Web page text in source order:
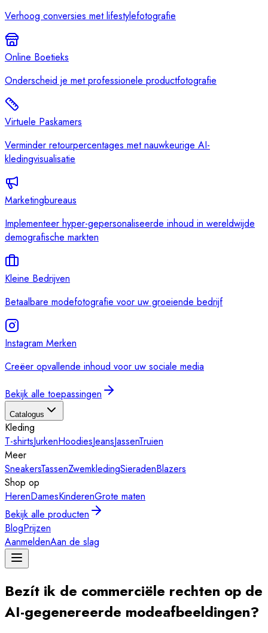
Verhoog conversies met lifestylefotografie
Online Boetieks
Onderscheid je met professionele productfotografie
Virtuele Paskamers
Verminder retourpercentages met nauwkeurige AI-
kledingvisualisatie
Marketingbureaus
Implementeer hyper-gepersonaliseerde inhoud in wereldwijde
demografische markten
Kleine Bedrijven
Betaalbare modefotografie voor uw groeiende bedrijf
Instagram Merken
Creëer opvallende inhoud voor uw sociale media
Bekijk alle toepassingen
Catalogus
Kleding
T-shirtsJurkenHoodiesJeansJassenTruien
Meer
SneakersTassenZwemkledingSieradenBlazers
Shop op
HerenDamesKinderenGrote maten
Bekijk alle producten
BlogPrijzen
AanmeldenAan de slag
Bezít ik de commerciële rechten op de
AI-gegenereerde modeafbeeldingen?